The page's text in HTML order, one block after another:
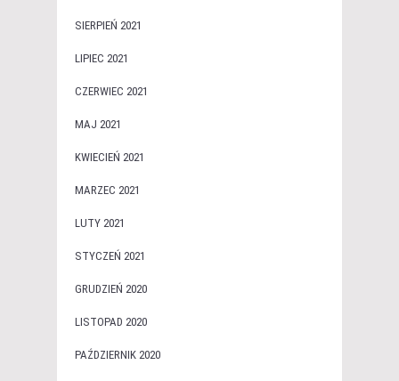
SIERPIEŃ 2021
LIPIEC 2021
CZERWIEC 2021
MAJ 2021
KWIECIEŃ 2021
MARZEC 2021
LUTY 2021
STYCZEŃ 2021
GRUDZIEŃ 2020
LISTOPAD 2020
PAŹDZIERNIK 2020